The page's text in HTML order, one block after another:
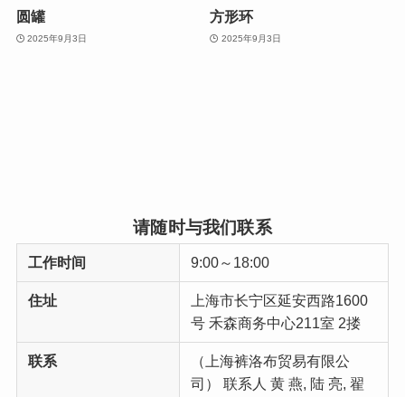
圆罐
2025年9月3日
方形环
2025年9月3日
请随时与我们联系
工作时间 9:00～18:00
住址
上海市长宁区延安西路1600
号 禾森商务中心211室 2搂
联系
（上海裤洛布贸易有限公
司） 联系人 黄 燕, 陆 亮, 翟